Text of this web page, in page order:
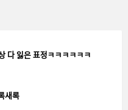
다 잃은 표정ㅋㅋㅋㅋㅋㅋ